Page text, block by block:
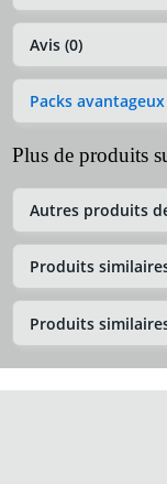
Avis (0)
Packs avantageux
Plus de produits
Autres produits
Produits
Produits